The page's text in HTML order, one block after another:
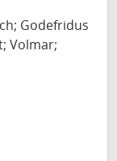
Godefridus
Volmar;